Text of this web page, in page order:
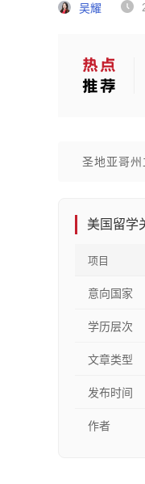
吴耀
圣地亚哥
美国留学
项目
意向国家
学历层次
文章类型
发布时间
作者